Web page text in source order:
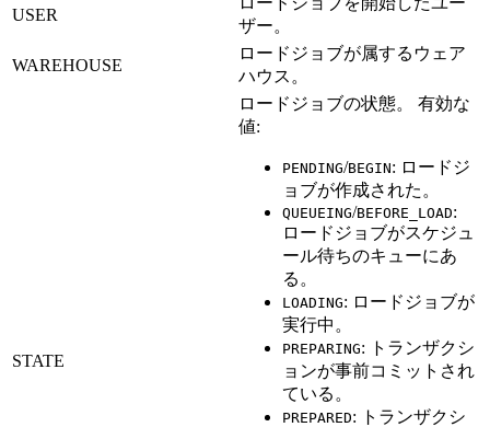
USER
ザー。
WAREHOUSE
ロードジョブが属するウェア
ハウス。
STATE
ロードジョブの状態。 有効な
値:
PENDING/BEGIN: ロードジ
ョブが作成された。
QUEUEING/BEFORE_LOAD:
ロードジョブがスケジュ
ール待ちのキューにあ
る。
LOADING: ロードジョブが
実行中。
PREPARING: トランザクシ
ョンが事前コミットされ
ている。
PREPARED: トランザクシ